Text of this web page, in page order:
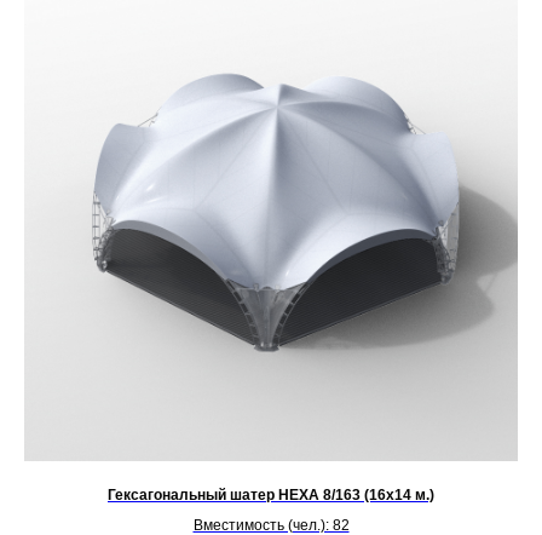
Гексагональный шатер HEXA 8/163 (16х14 м.)
Вместимость (чел.): 82